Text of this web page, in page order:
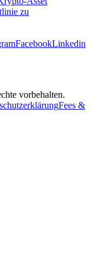
zu
FacebookLinkedin
vorbehalten.
Fees &